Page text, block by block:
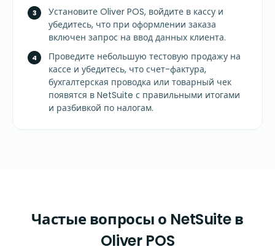
Установите Oliver POS, войдите в кассу и
убедитесь, что при оформлении заказа
включен запрос на ввод данных клиента.
Проведите небольшую тестовую продажу на
кассе и убедитесь, что счет-фактура,
бухгалтерская проводка или товарный чек
появятся в NetSuite с правильными итогами
и разбивкой по налогам.
Частые вопросы о NetSuite в
Oliver POS